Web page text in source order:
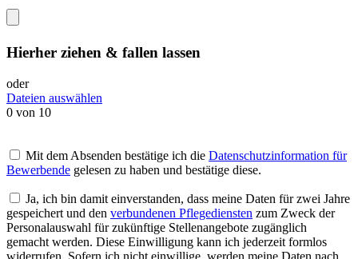
Hierher ziehen & fallen lassen
oder
Dateien auswählen
0 von 10
Mit dem Absenden bestätige ich die Datenschutzinformation für
Bewerbende gelesen zu haben und bestätige diese.
Ja, ich bin damit einverstanden, dass meine Daten für zwei Jahre
gespeichert und den verbundenen Pflegediensten zum Zweck der
Personalauswahl für zukünftige Stellenangebote zugänglich
gemacht werden. Diese Einwilligung kann ich jederzeit formlos
widerrufen. Sofern ich nicht einwillige, werden meine Daten nach